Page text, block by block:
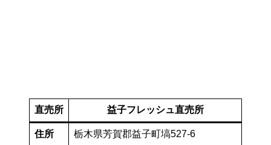
直売所 益子フレッシュ直売所
住所 栃木県芳賀郡益子町塙527-6